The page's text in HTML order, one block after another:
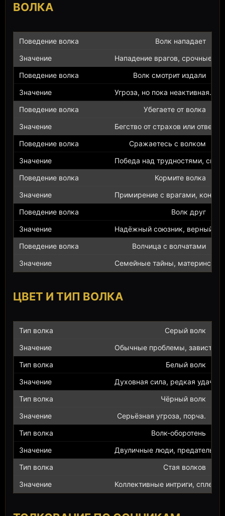
ВОЛКА
Волк нападает
Нападение врагов, срочные
Волк смотрит издали
Угроза, но пока неактивная.
Убегаете от волка
Бегство от страхов или
Сражаетесь с волком
Победа над трудностями, сила
Кормите волка
Примирение с врагами,
Волк друг
Надёжный союзник, верный
Волчица с волчатами
Семейные тайны, материнская
ЦВЕТ И ТИП ВОЛКА
Серый волк
Обычные проблемы,
Белый волк
Духовная сила, редкая удача.
Чёрный волк
Серьёзная угроза, порча.
Волк-оборотень
Двуличные люди,
Стая волков
Коллективные интриги,